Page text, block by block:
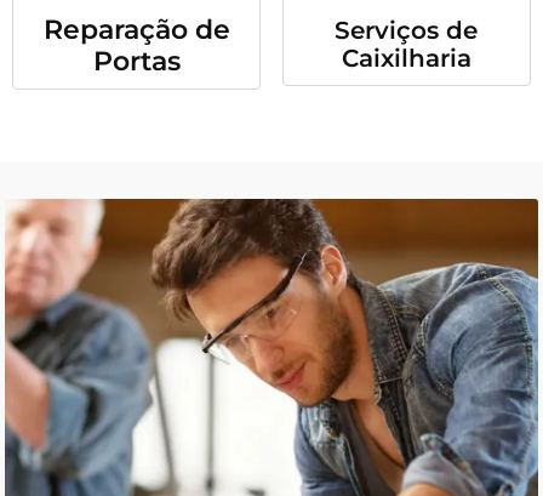
Reparação de
Portas
Serviços de
Caixilharia